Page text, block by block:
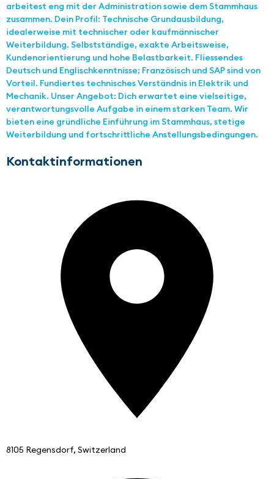
arbeitest eng mit der Administration sowie dem Stammhaus
zusammen. Dein Profil: Technische Grundausbildung,
idealerweise mit technischer oder kaufmännischer
Weiterbildung. Selbstständige, exakte Arbeitsweise,
Kundenorientierung und hohe Belastbarkeit. Fliessendes
Deutsch und Englischkenntnisse; Französisch und SAP sind von
Vorteil. Fundiertes technisches Verständnis in Elektrik und
Mechanik. Unser Angebot: Dich erwartet eine vielseitige,
verantwortungsvolle Aufgabe in einem starken Team. Wir
bieten eine gründliche Einführung im Stammhaus, stetige
Weiterbildung und fortschrittliche Anstellungsbedingungen.
Kontaktinformationen
8105 Regensdorf, Switzerland